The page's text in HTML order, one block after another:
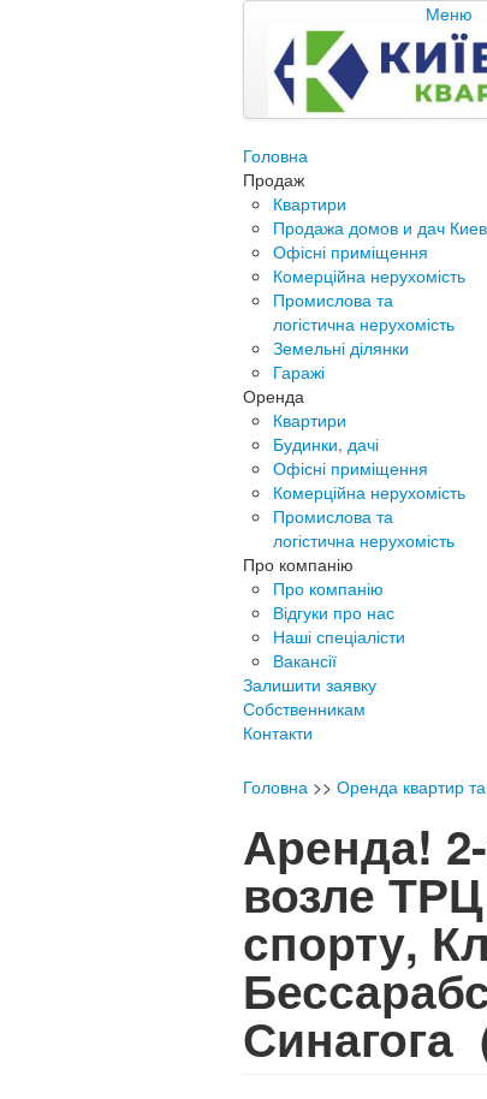
Меню
Головна
Продаж
Квартири
Продажа домов и дач Киев
Офісні приміщення
Комерційна нерухомість
Промислова та
логістична нерухомість
Земельні ділянки
Гаражі
Оренда
Квартири
Будинки, дачі
Офісні приміщення
Комерційна нерухомість
Промислова та
логістична нерухомість
Про компанію
Про компанію
Відгуки про нас
Наші спеціалісти
Вакансії
Залишити заявку
Собственникам
Контакти
Головна >> Оренда квартир та
Аренда!
возле
спорту,
Синагога